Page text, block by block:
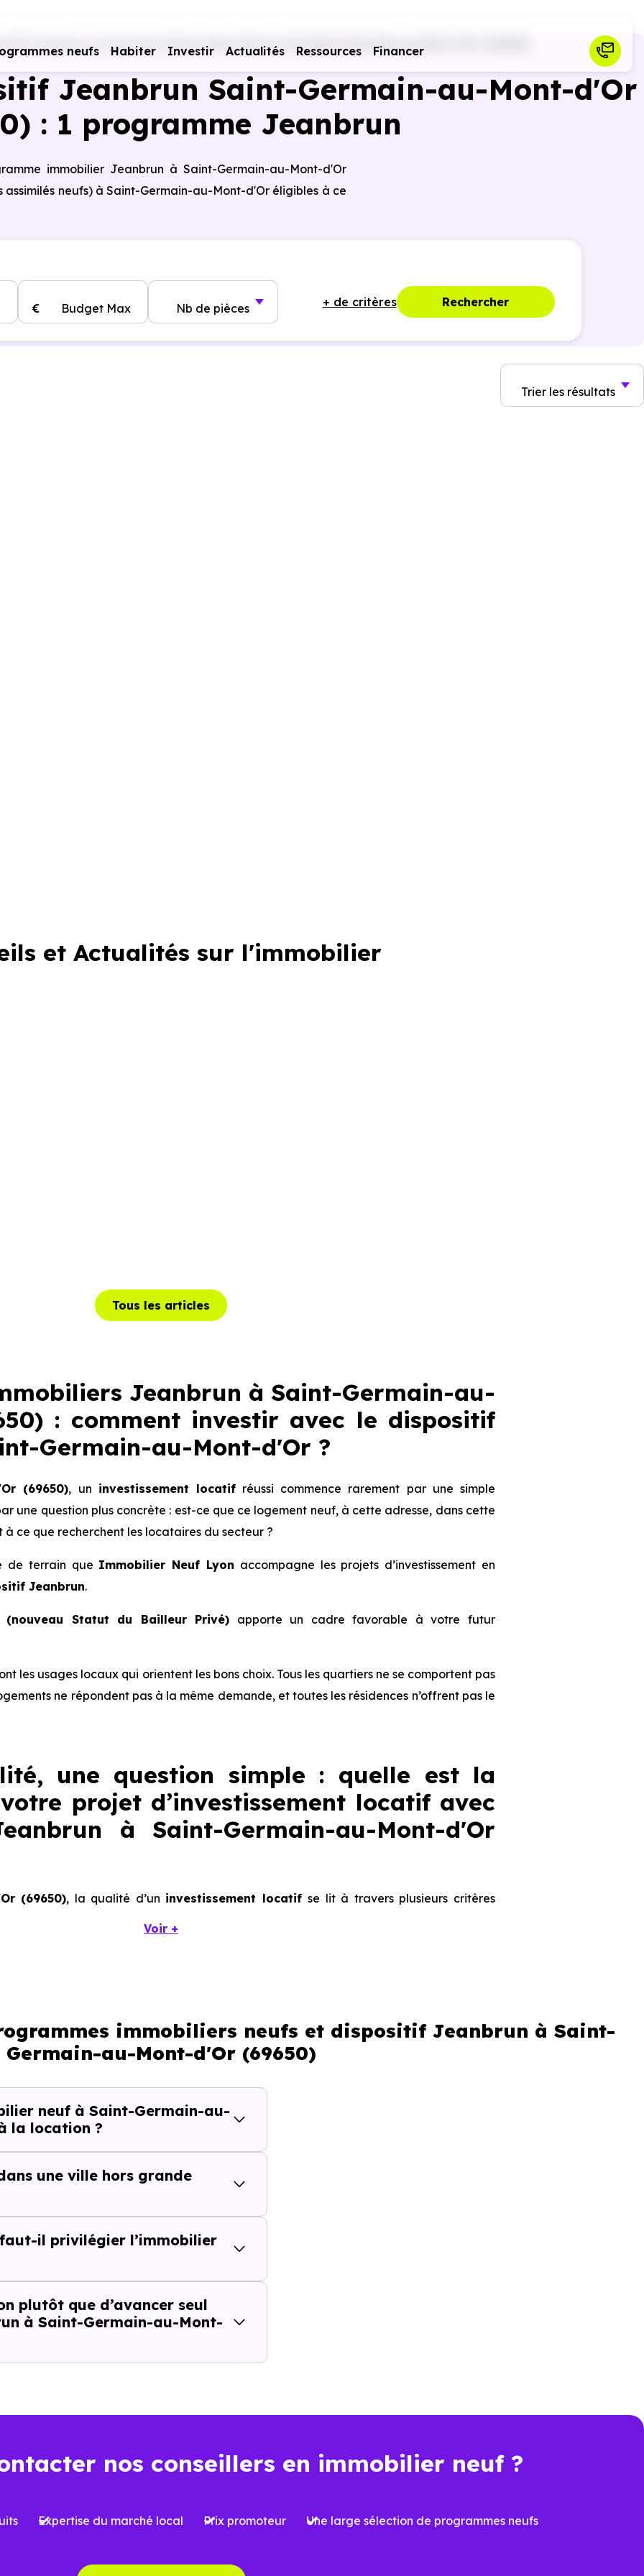
neufs Habiter Investir Actualités Ressources Financer
Jeanbrun en Auvergne-Rhône-Alpes Rhône (69) Saint-Germain-au-Mont-d'Or (69650)
Jeanbrun Saint-Germain-au-Mont-d'Or
: 1 programme Jeanbrun
immobilier Jeanbrun à Saint-Germain-au-Mont-d'Or
neufs) à Saint-Germain-au-Mont-d'Or éligibles à ce
Budget Max
€ Nb de pièces + de critères Rechercher
Trier les résultats
et Actualités sur l'immobilier
Tous les articles
Jeanbrun à Saint-Germain-au-
: comment investir avec le dispositif
Germain-au-Mont-d'Or ?
(69650), un investissement locatifréussi commence rarement par une simple
une question plus concrète : est-ce que ce logement neuf, à cette adresse, dans cette
ce que recherchent les locataires du secteur ?
de terrain que Immobilier Neuf Lyon accompagne les projets d’investissement en
Jeanbrun.
(nouveau Statut du Bailleur Privé) apporte un cadre favorable à votre futur
les usages locaux qui orientent les bons choix. Tous les quartiers ne se comportent pas
ne répondent pas à la même demande, et toutes les résidences n’offrent pas le
une question simple : quelle est la
projet d’investissement locatif avec
à Saint-Germain-au-Mont-d'Or
(69650), la qualité d’un investissement locatifse lit à travers plusieurs critères
services
l’intérêt de cette approche parce qu’il ne repose pas sur un zonage géographique
Jeanbrun apporte à un investisseur
pour redonner un cadre plus durable à l’investissement locatif.
Voir +
immobiliers neufs et dispositif Jeanbrun à Saint-
Germain-au-Mont-d'Or (69650)
neuf à Saint-Germain-au-
la location ?
une ville hors grande
il privilégier l’immobilier
plutôt que d’avancer seul
à Saint-Germain-au-Mont-
nos conseillers en immobilier neuf ?
Expertise du marché local Prix promoteur Une large sélection de programmes neufs